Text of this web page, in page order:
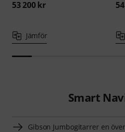
53 200 kr
Jämför
Smart
Gibson Jumbogitarrer en